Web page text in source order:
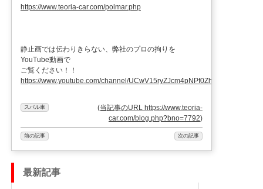
https://www.teoria-car.com/polmar.php
静止画では伝わりきらない、弊社のプロの拘りを
YouTube動画で
ご覧ください！！
https://www.youtube.com/channel/UCwV15ryZJcm4pNPf0ZhXu9g
スバル車 (当記事のURL https://www.teoria-
car.com/blog.php?bno=7792)
前の記事 次の記事
最新記事